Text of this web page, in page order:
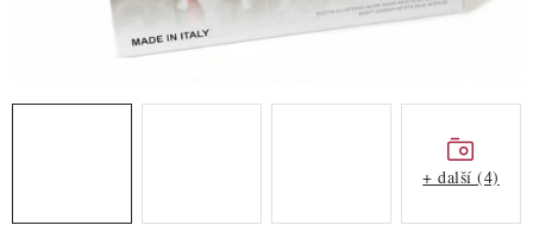
PROFI BALENÍ
NOVÉ ZBOŽÍ
Nepřevzetí zásilky na dobírku
Obchodní podmínky
+ další (4)